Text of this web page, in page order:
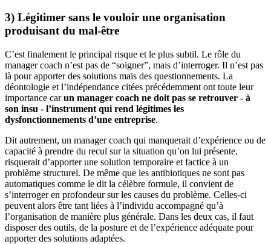
3) Légitimer sans le vouloir une organisation
produisant du mal-être
C’est finalement le principal risque et le plus subtil. Le rôle du
manager coach n’est pas de “soigner”, mais d’interroger. Il n’est pas
là pour apporter des solutions mais des questionnements. La
déontologie et l’indépendance citées précédemment ont toute leur
importance carun manager coach ne doit pas se retrouver - à
son insu - l’instrument qui rend légitimes les
dysfonctionnements d’une entreprise.
Dit autrement, un manager coach qui manquerait d’expérience ou de
capacité à prendre du recul sur la situation qu’on lui présente,
risquerait d’apporter une solution temporaire et factice à un
problème structurel. De même que les antibiotiques ne sont pas
automatiques comme le dit la célèbre formule, il convient de
s’interroger en profondeur sur les causes du problème. Celles-ci
peuvent alors être tant liées à l’individu accompagné qu’à
l’organisation de manière plus générale. Dans les deux cas, il faut
disposer des outils, de la posture et de l’expérience adéquate pour
apporter des solutions adaptées.